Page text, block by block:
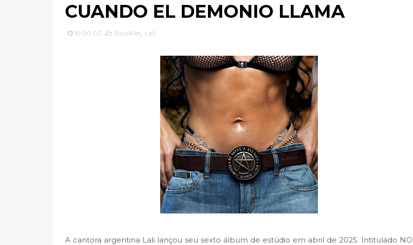
CUANDO EL DEMONIO LLAMA
10:00:00 Booklet Lali
A cantora argentina Lali lançou seu sexto álbum de estúdio em abril de 2025. Intitulado NO